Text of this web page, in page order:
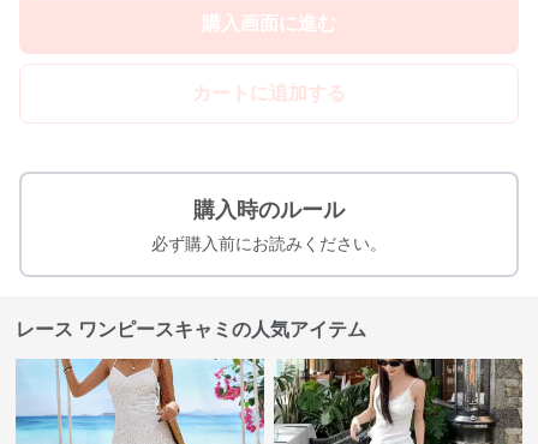
購入画面に進む
カートに追加する
購入時のルール
必ず購入前にお読みください。
レース ワンピースキャミの人気アイテム